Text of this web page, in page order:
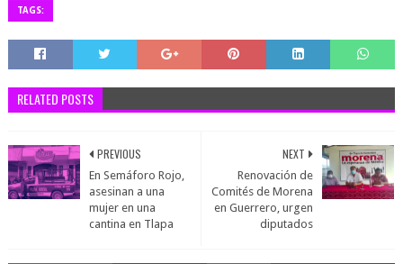
TAGS:
RELATED POSTS
NEXT
Renovación de
Comités de Morena
en Guerrero, urgen
diputados
PREVIOUS
En Semáforo Rojo,
asesinan a una
mujer en una
cantina en Tlapa